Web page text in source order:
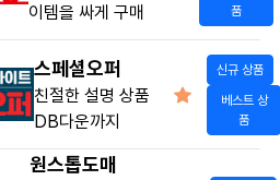
이템을 싸게 구매
품
스페셜오퍼
친절한 설명 상품
DB다운까지
신규 상품
베스트 상
품
원스톱도매